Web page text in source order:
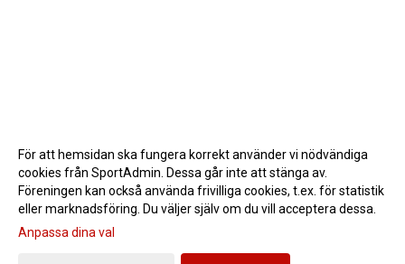
Gå till Webbversion
För att hemsidan ska fungera korrekt använder vi nödvändiga
cookies från SportAdmin. Dessa går inte att stänga av.
Föreningen kan också använda frivilliga cookies, t.ex. för statistik
eller marknadsföring. Du väljer själv om du vill acceptera dessa.
Anpassa dina val